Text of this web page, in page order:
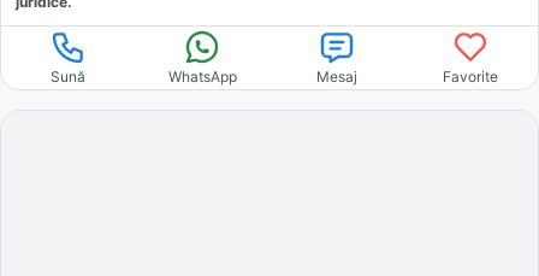
Sună WhatsApp Mesaj Favorite